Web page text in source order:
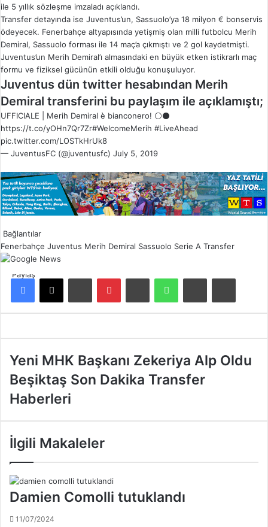
ile 5 yıllık sözleşme imzaladı açıklandı.
Transfer detayında ise Juventus’un, Sassuolo’ya 18 milyon € bonservis
ödeyecek. Fenerbahçe altyapısında yetişmiş olan milli futbolcu Merih
Demiral, Sassuolo forması ile 14 maç’a çıkmıştı ve 2 gol kaydetmişti.
Juventus’un Merih Demiral’ı almasındaki en büyük etken istikrarlı maç
formu ve fiziksel gücünün etkili olduğu konuşuluyor.
Juventus dün twitter hesabından Merih
Demiral transferini bu paylaşım ile açıklamıştı;
UFFICIALE | Merih Demiral è bianconero! ⚪️⚫️
https://t.co/yOHn7Qr7Zr#WelcomeMerih #LiveAhead
pic.twitter.com/LOSTkHrUk8
— JuventusFC (@juventusfc) July 5, 2019
Bağlantılar
Fenerbahçe Juventus Merih Demiral Sassuolo Serie A Transfer
Paylaş
Y
n
i
H
k
a
ı
Yeni MHK Başkanı Zekeriya Alp Oldu
B
ş
t
ş
S
n
D
Beşiktaş Son Dakika Transfer
Haberleri
İlgili Makaleler
Damien Comolli tutuklandı
11/07/2024